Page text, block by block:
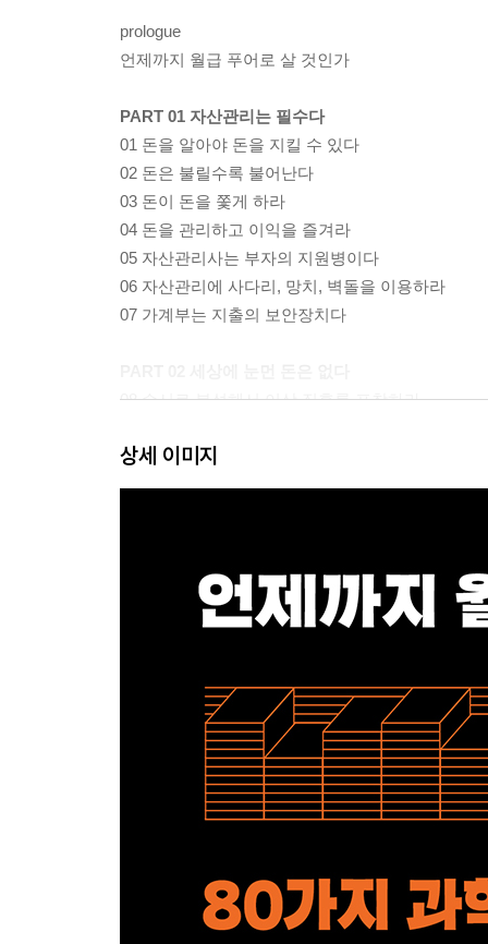
prologue
언제까지 월급 푸어로 살 것인가
PART 01 자산관리는 필수다
01 돈을 알아야 돈을 지킬 수 있다
02 돈은 불릴수록 불어난다
03 돈이 돈을 쫓게 하라
04 돈을 관리하고 이익을 즐겨라
05 자산관리사는 부자의 지원병이다
06 자산관리에 사다리, 망치, 벽돌을 이용하라
07 가계부는 지출의 보안장치다
08 수시로 분석해서 이상 징후를 포착하라
10 빌리면 갚아야 한다는 진리를 잊지 마라
11 당신 어깨에 빚을 짊어지지 마라
14 빚을 쌓아올리지 마라
PART 03 저축은 견고한 방어선이다
16 저축, 아는 만큼 벌 수 있다
17 통장에 든 돈을 돌려라
18 수수료는 무조건 내야 하는 것이 아니다
19 일반예금의 활용법은 따로 있다
20 외화정기저축으로 돈을 벌 수 있다
21 마이너스 금리의 칼날은 방패로 막아라
PART 04 잘 쓸 줄 알면 잘 버는 법도 안다
22 할인가의 유혹에 넘어가지 마라
상세 이미지